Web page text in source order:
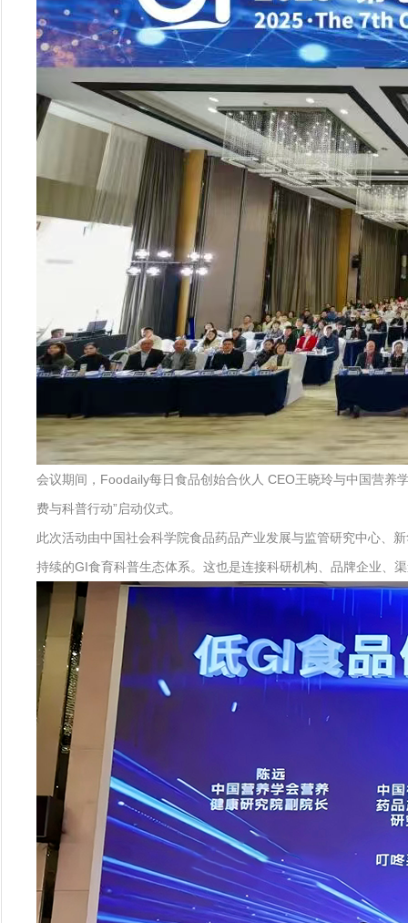
会议期间，Foodaily每日食品创始合伙人 CEO王晓玲与中国营养
费与科普行动”启动仪式。
此次活动由中国社会科学院食品药品产业发展与监管研究中心、
持续的GI食育科普生态体系。这也是连接科研机构、品牌企业、